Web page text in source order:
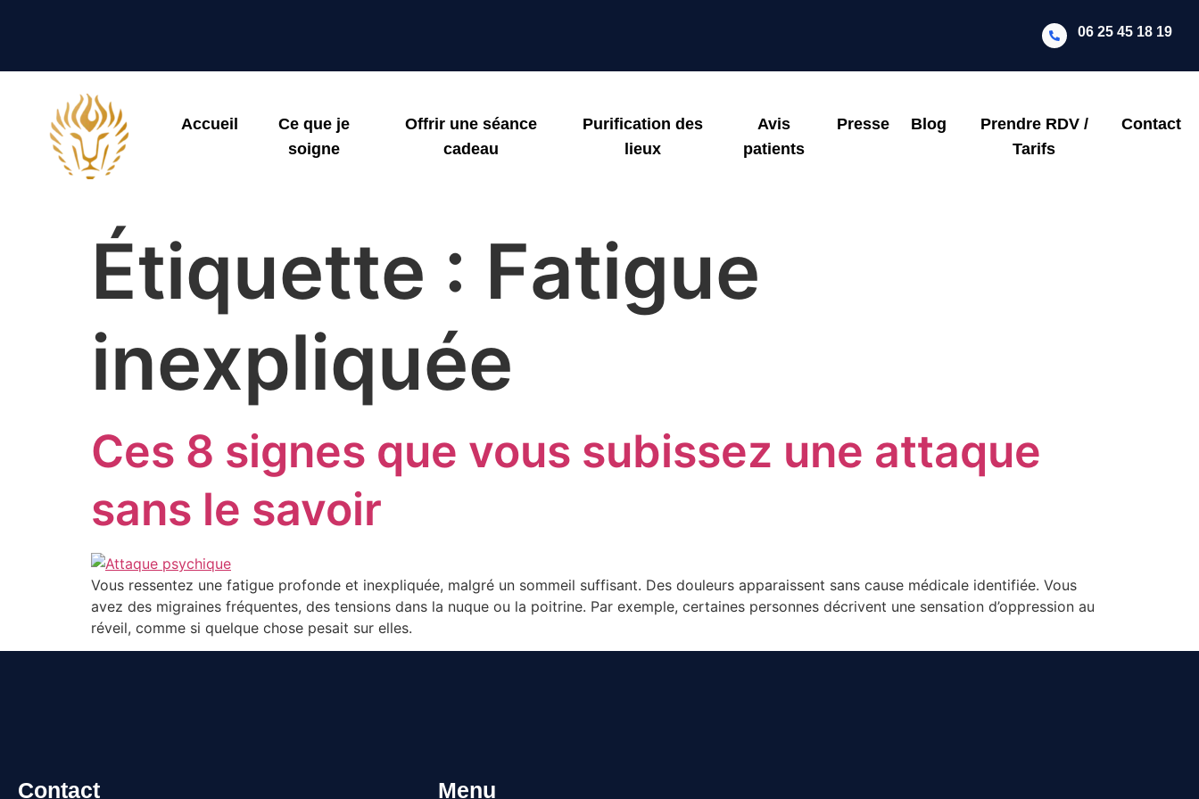
06 25 45 18 19
Accueil
Ce que je
soigne
Offrir une séance
cadeau
Purification des
lieux
Avis
patients
Presse Blog
Prendre RDV /
Tarifs
Contact
Étiquette : Fatigue
inexpliquée
Ces 8 signes que vous subissez une attaque
sans le savoir
Vous ressentez une fatigue profonde et inexpliquée, malgré un sommeil suffisant. Des douleurs apparaissent sans cause médicale identifiée. Vous
avez des migraines fréquentes, des tensions dans la nuque ou la poitrine. Par exemple, certaines personnes décrivent une sensation d’oppression au
réveil, comme si quelque chose pesait sur elles.
Contact Menu